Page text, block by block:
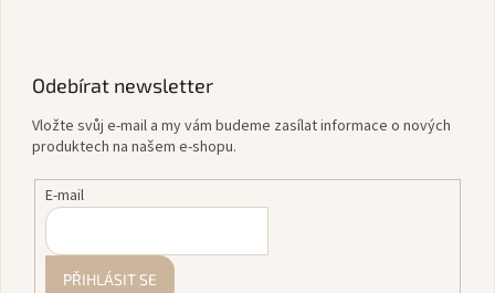
Odebírat newsletter
Vložte svůj e-mail a my vám budeme zasílat informace o nových
produktech na našem e-shopu.
E-mail
PŘIHLÁSIT SE